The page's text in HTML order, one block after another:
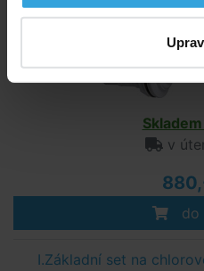
v
do
I.Základní set na